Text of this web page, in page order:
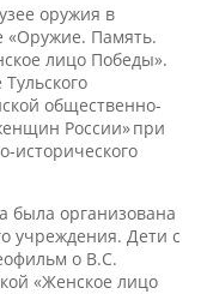
оружия в
«Оружие. Память.
лицо Победы».
общественно-
России» при
исторического
организована
учреждения. Дети с
о В.С.
«Женское лицо